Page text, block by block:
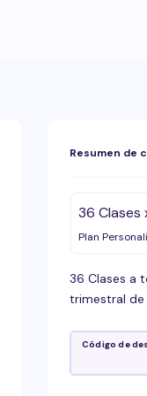
Resumen de
36 Clases
Plan
36 Clases a
trimestral de
Código de